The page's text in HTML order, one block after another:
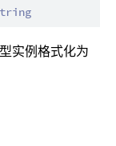
实例格式化为